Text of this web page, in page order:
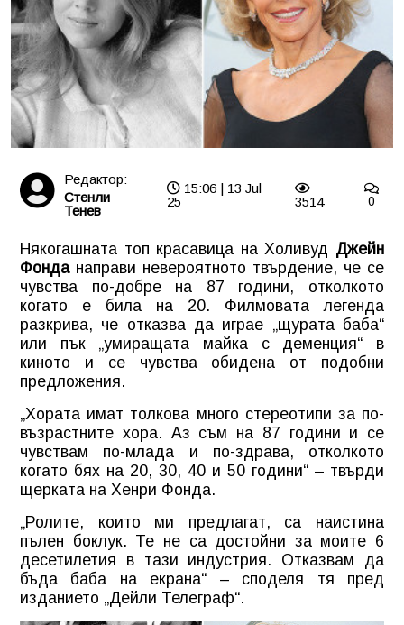
Редактор:
Стенли
Тенев
15:06 | 13 Jul
25
3514 0
Някогашната топ красавица на Холивуд Джейн
Фонданаправи невероятното твърдение, че се
чувства по-добре на 87 години, отколкото
когато е била на 20. Филмовата легенда
разкрива, че отказва да играе „щурата баба“
или пък „умиращата майка с деменция“ в
киното и се чувства обидена от подобни
предложения.
„Хората имат толкова много стереотипи за по-
възрастните хора. Аз съм на 87 години и се
чувствам по-млада и по-здрава, отколкото
когато бях на 20, 30, 40 и 50 години“ – твърди
щерката на Хенри Фонда.
„Ролите, които ми предлагат, са наистина
пълен боклук. Те не са достойни за моите 6
десетилетия в тази индустрия. Отказвам да
бъда баба на екрана“ – споделя тя пред
изданието „Дейли Телеграф“.